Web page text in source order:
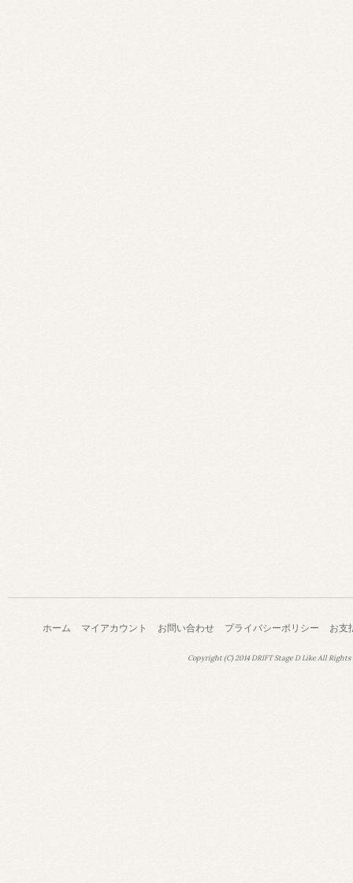
ホーム マイアカウント お問い合わせ プライバシーポリシー お支
Copyright (C) 2014 DRIFT Stage D Like All